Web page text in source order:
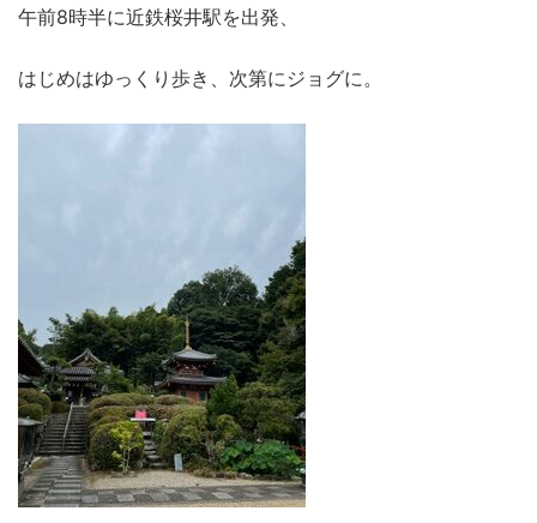
午前8時半に近鉄桜井駅を出発、
はじめはゆっくり歩き、次第にジョグに。